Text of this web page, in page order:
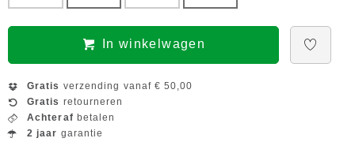
In winkelwagen
Gratis verzending vanaf € 50,00
Gratis retourneren
Achteraf betalen
2 jaar garantie